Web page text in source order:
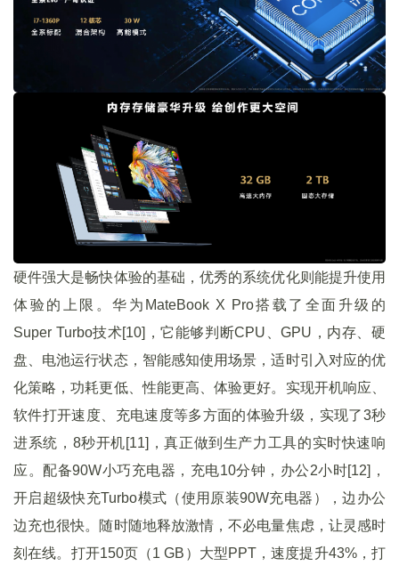
硬件强大是畅快体验的基础，优秀的系统优化则能提升使用
体验的上限。华为MateBook X Pro搭载了全面升级的
Super Turbo技术[10]，它能够判断CPU、GPU，内存、硬
盘、电池运行状态，智能感知使用场景，适时引入对应的优
化策略，功耗更低、性能更高、体验更好。实现开机响应、
软件打开速度、充电速度等多方面的体验升级，实现了3秒
进系统，8秒开机[11]，真正做到生产力工具的实时快速响
应。配备90W小巧充电器，充电10分钟，办公2小时[12]，
开启超级快充Turbo模式（使用原装90W充电器），边办公
边充也很快。随时随地释放激情，不必电量焦虑，让灵感时
刻在线。打开150页（1 GB）大型PPT，速度提升43%，打